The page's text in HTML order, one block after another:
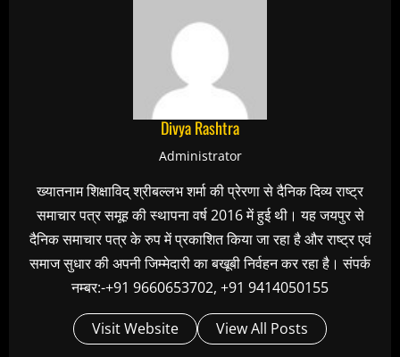
Divya Rashtra
Administrator
ख्यातनाम शिक्षाविद् श्रीबल्लभ शर्मा की प्रेरणा से दैनिक दिव्य राष्ट्र
समाचार पत्र समूह की स्थापना वर्ष 2016 में हुई थी। यह जयपुर से
दैनिक समाचार पत्र के रुप में प्रकाशित किया जा रहा है और राष्ट्र एवं
समाज सुधार की अपनी जिम्मेदारी का बखूबी निर्वहन कर रहा है। संपर्क
नम्बर:-+91 9660653702, +91 9414050155
Visit Website View All Posts